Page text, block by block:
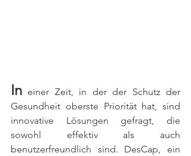
In einer Zeit, in der der Schutz der
Gesundheit oberste Priorität hat, sind
innovative Lösungen gefragt, die
sowohl effektiv als auch
benutzerfreundlich sind. DesCap, ein